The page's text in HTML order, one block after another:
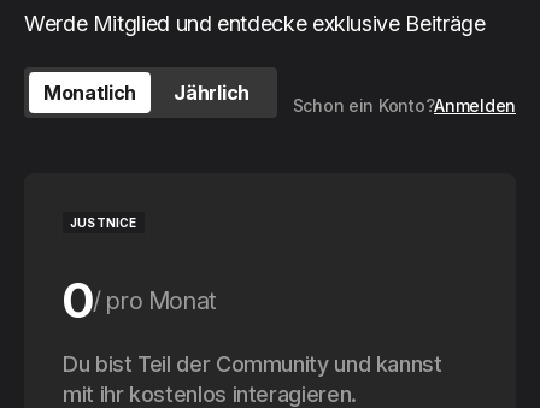
Werde Mitglied und entdecke exklusive Beiträge
Monatlich Jährlich
Schon ein Konto?Anmelden
JUSTNICE
0 pro Monat
0 pro Jahr
Du bist Teil der Community und kannst
mit ihr kostenlos interagieren.